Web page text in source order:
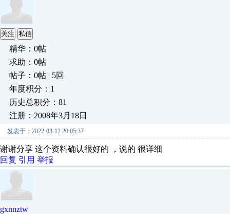
关注 私信
精华：0帖
求助：0帖
帖子：0帖 | 5回
年度积分：1
历史总积分：81
注册：2008年3月18日
发表于：2022-03-12 20:05:37
谢谢分享 这个资料确认很好的 ，说的 很详细
回复 引用 举报
gxnnztw